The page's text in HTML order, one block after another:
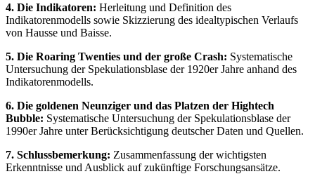
4. Die Indikatoren: Herleitung und Definition des
Indikatorenmodells sowie Skizzierung des idealtypischen Verlaufs
von Hausse und Baisse.
5. Die Roaring Twenties und der große Crash: Systematische
Untersuchung der Spekulationsblase der 1920er Jahre anhand des
Indikatorenmodells.
6. Die goldenen Neunziger und das Platzen der Hightech
Bubble: Systematische Untersuchung der Spekulationsblase der
1990er Jahre unter Berücksichtigung deutscher Daten und Quellen.
7. Schlussbemerkung: Zusammenfassung der wichtigsten
Erkenntnisse und Ausblick auf zukünftige Forschungsansätze.